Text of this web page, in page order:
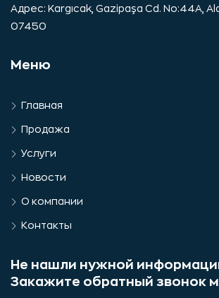
Адрес: Kargıcak, Gazipaşa Cd. No:44A,
07450
Меню
Главная
Продажа
Услуги
Новости
О компании
Контакты
Не нашли нужной
Закажите обратный звонок